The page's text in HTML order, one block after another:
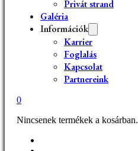
Privát strand
Galéria
Információk
Karrier
Foglalás
Kapcsolat
Partnereink
0
Nincsenek termékek a kosárban.